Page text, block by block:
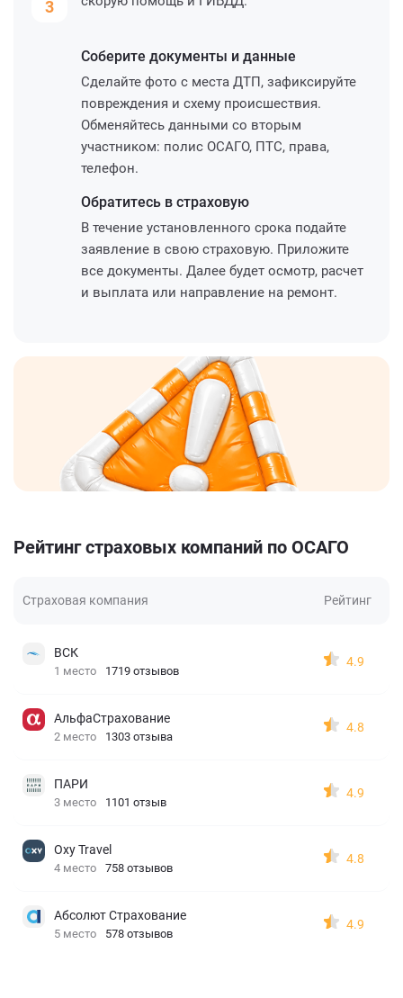
3
Соберите документы и данные
Сделайте фото с места ДТП, зафиксируйте
повреждения и схему происшествия.
Обменяйтесь данными со вторым
участником: полис ОСАГО, ПТС, права,
телефон.
Обратитесь в страховую
В течение установленного срока подайте
заявление в свою страховую. Приложите
все документы. Далее будет осмотр, расчет
и выплата или направление на ремонт.
Рейтинг страховых компаний по ОСАГО
Страховая компания Рейтинг
ВСК
1 место 1719 отзывов
4.9
АльфаСтрахование
2 место 1303 отзыва
4.8
ПАРИ
3 место 1101 отзыв
4.9
Oxy Travel
4 место 758 отзывов
4.8
Абсолют Страхование
5 место 578 отзывов
4.9